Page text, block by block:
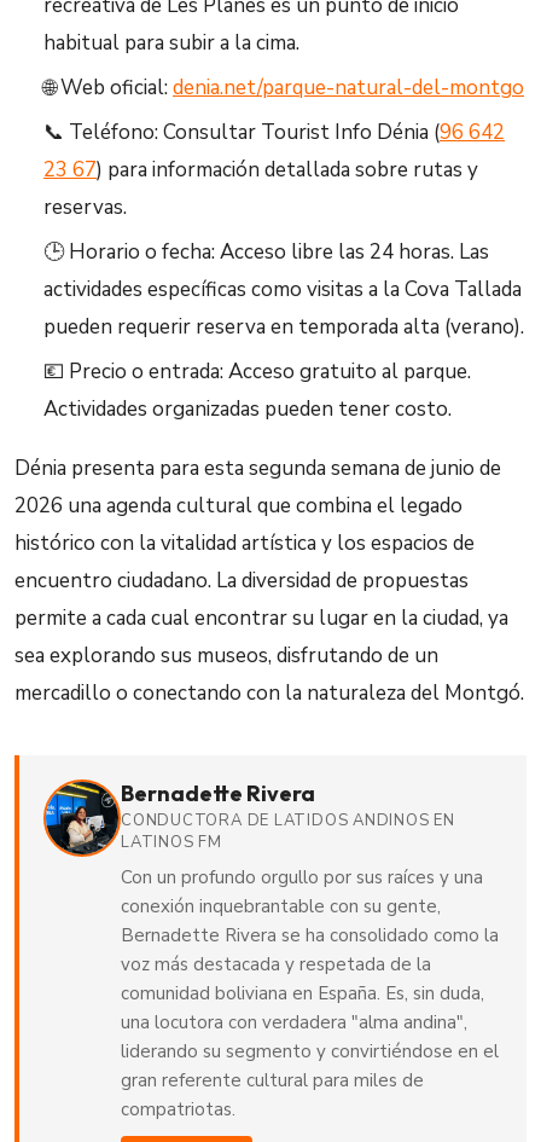
habitual para subir a la cima.
🌐 Web oficial:denia.net/parque-natural-del-montgo
📞 Teléfono: Consultar Tourist Info Dénia (96 642
23 67) para información detallada sobre rutas y
reservas.
🕒 Horario o fecha: Acceso libre las 24 horas. Las
actividades específicas como visitas a la Cova Tallada
pueden requerir reserva en temporada alta (verano).
💶 Precio o entrada: Acceso gratuito al parque.
Actividades organizadas pueden tener costo.
Dénia presenta para esta segunda semana de junio de
2026 una agenda cultural que combina el legado
histórico con la vitalidad artística y los espacios de
encuentro ciudadano. La diversidad de propuestas
permite a cada cual encontrar su lugar en la ciudad, ya
sea explorando sus museos, disfrutando de un
mercadillo o conectando con la naturaleza del Montgó.
Bernadette Rivera
CONDUCTORA DE LATIDOS ANDINOS EN
LATINOS FM
Con un profundo orgullo por sus raíces y una
conexión inquebrantable con su gente,
Bernadette Rivera se ha consolidado como la
voz más destacada y respetada de la
comunidad boliviana en España. Es, sin duda,
una locutora con verdadera "alma andina",
liderando su segmento y convirtiéndose en el
gran referente cultural para miles de
compatriotas.